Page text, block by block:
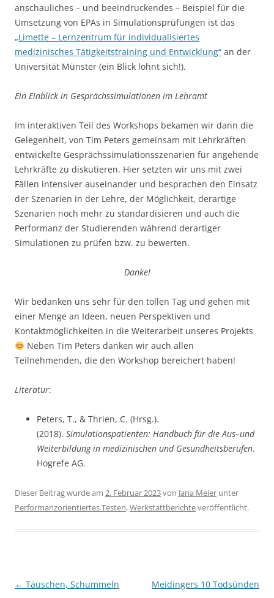
anschauliches – und beeindruckendes – Beispiel für die
Umsetzung von EPAs in Simulationsprüfungen ist das
„Limette – Lernzentrum für individualisiertes
medizinisches Tätigkeitstraining und Entwicklung“ an der
Universität Münster (ein Blick lohnt sich!).
Ein Einblick in Gesprächssimulationen im Lehramt
Im interaktiven Teil des Workshops bekamen wir dann die
Gelegenheit, von Tim Peters gemeinsam mit Lehrkräften
entwickelte Gesprächssimulationsszenarien für angehende
Lehrkräfte zu diskutieren. Hier setzten wir uns mit zwei
Fällen intensiver auseinander und besprachen den Einsatz
der Szenarien in der Lehre, der Möglichkeit, derartige
Szenarien noch mehr zu standardisieren und auch die
Performanz der Studierenden während derartiger
Simulationen zu prüfen bzw. zu bewerten.
Danke!
Wir bedanken uns sehr für den tollen Tag und gehen mit
einer Menge an Ideen, neuen Perspektiven und
Kontaktmöglichkeiten in die Weiterarbeit unseres Projekts
Neben Tim Peters danken wir auch allen
Teilnehmenden, die den Workshop bereichert haben!
Literatur:
Peters, T., & Thrien, C. (Hrsg.).
(2018). Simulationspatienten: Handbuch für die Aus–und
Weiterbildung in medizinischen und Gesundheitsberufen.
Hogrefe AG.
Dieser Beitrag wurde am 2. Februar 2023von Jana Meier unter
Performanzorientiertes Testen,Werkstattberichteveröffentlicht.
Beitragsnavigation
← Täuschen, Schummeln
Meidingers 10 Todsünden